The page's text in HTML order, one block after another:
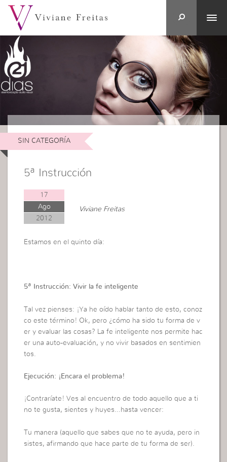
SIN CATEGORÍA
5ª Instrucción
17
Ago
2012
Viviane Freitas
Estamos en el quinto día:
5ª Instrucción: Vivir la fe inteligente
Tal vez pienses: ¡Ya he oído hablar tanto de esto, conoz
co este término! Ok, pero ¿cómo ha sido tu forma de v
er y evaluar las cosas? La fe inteligente nos permite hac
er una auto-evaluación, y no vivir basados en sentimien
tos.
Ejecución: ¡Encara el problema!
¡Contraríate! Ves al encuentro de todo aquello que a ti
no te gusta, sientes y huyes…hasta vencer:
Tu manera (aquello que sabes que no te ayuda, pero in
sistes, afirmando que hace parte de tu forma de ser).